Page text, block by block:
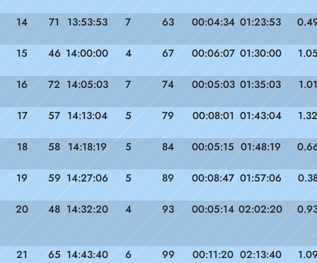
14 71 13:53:53 7 63 00:04:34 01:23:53
15 46 14:00:00 4 67 00:06:07 01:30:00
16 72 14:05:03 7 74 00:05:03 01:35:03 1.01
17 57 14:13:04 5 79 00:08:01 01:43:04 1.32
18 58 14:18:19 5 84 00:05:15 01:48:19
19 59 14:27:06 5 89 00:08:47 01:57:06
20 48 14:32:20 4 93 00:05:14 02:02:20
21 65 14:43:40 6 99 00:11:20 02:13:40